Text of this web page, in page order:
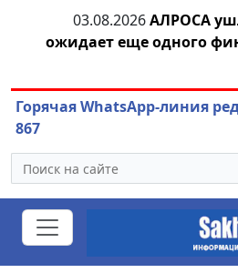
03.08.2026АЛРОСА
ожидает еще одного
Горячая WhatsApp-линия
867